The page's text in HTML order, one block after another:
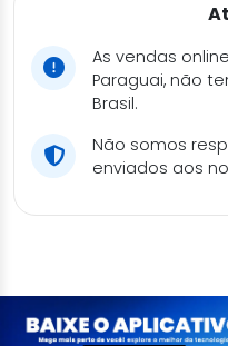
As vendas
Paraguai, não
Brasil.
Não somos
enviados aos